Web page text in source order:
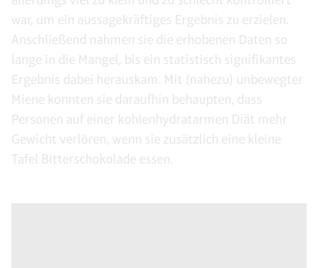
war, um ein aussagekräftiges Ergebnis zu erzielen.
Anschließend nahmen sie die erhobenen Daten so
lange in die Mangel, bis ein statistisch signifikantes
Ergebnis dabei herauskam. Mit (nahezu) unbewegter
Miene konnten sie daraufhin behaupten, dass
Personen auf einer kohlenhydratarmen Diät mehr
Gewicht verlören, wenn sie zusätzlich eine kleine
Tafel Bitterschokolade essen.